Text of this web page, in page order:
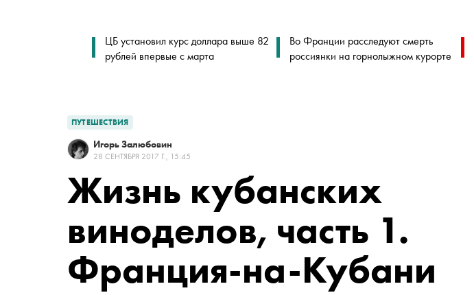
ЦБ установил курс доллара выше 82
рублей впервые с марта
Во Франции расследуют смерть
россиянки на горнолыжном курорте
ПУТЕШЕСТВИЯ
Игорь Залюбовин
28 СЕНТЯБРЯ 2017 Г., 15:45
Жизнь кубанских
виноделов, часть 1.
Франция-на-Кубани